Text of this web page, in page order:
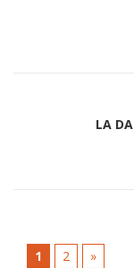
LA
1 2
»